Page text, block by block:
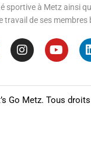
sportive à Metz ainsi
travail de ses membres
Go Metz. Tous